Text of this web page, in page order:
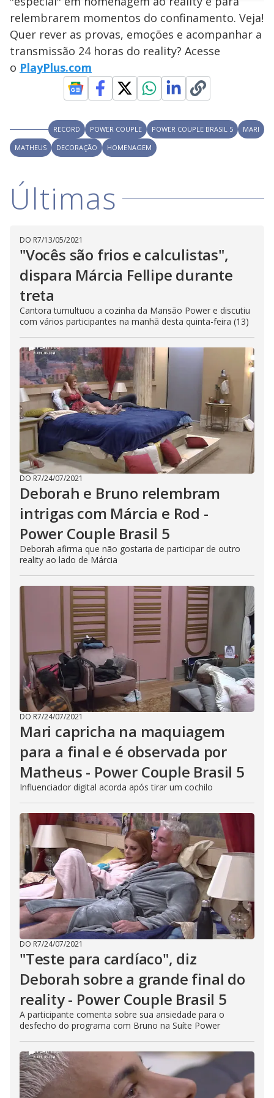
a
y
V
i
d
e
o
n
o
M
u
relembrarem momentos do confinamento. Veja!
Quer rever as provas, emoções e acompanhar a
transmissão 24 horas do reality? Acesse
o PlayPlus.com
RECORD POWER COUPLE POWER COUPLE BRASIL 5
MARI
MATHEUS
DECORAÇÃO HOMENAGEM
Últimas
DO R7/13/05/2021
"Vocês são frios e calculistas",
dispara Márcia Fellipe durante
treta
Cantora tumultuou a cozinha da Mansão Power e discutiu
com vários participantes na manhã desta quinta-feira (13)
DO R7/24/07/2021
Deborah e Bruno relembram
intrigas com Márcia e Rod -
Power Couple Brasil 5
Deborah afirma que não gostaria de participar de outro
reality ao lado de Márcia
DO R7/24/07/2021
Mari capricha na maquiagem
para a final e é observada por
Matheus - Power Couple Brasil 5
Influenciador digital acorda após tirar um cochilo
DO R7/24/07/2021
"Teste para cardíaco", diz
Deborah sobre a grande final do
reality - Power Couple Brasil 5
A participante comenta sobre sua ansiedade para o
desfecho do programa com Bruno na Suíte Power